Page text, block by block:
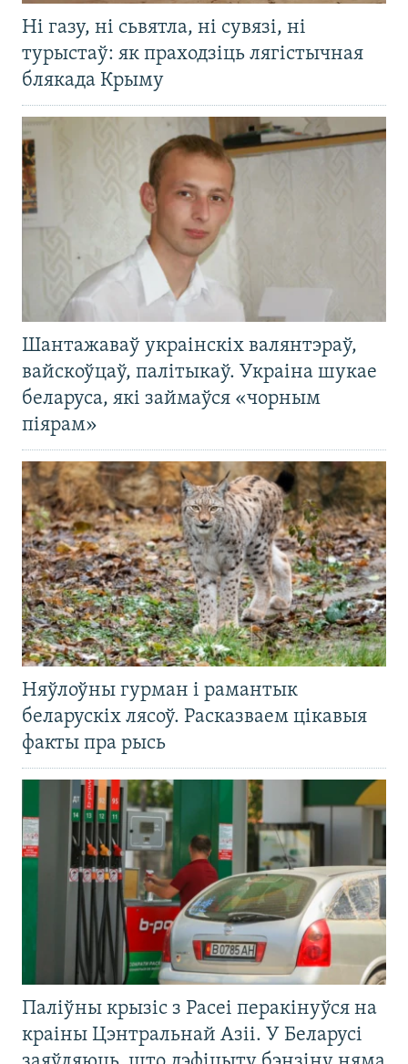
Ні газу, ні сьвятла, ні сувязі, ні
турыстаў: як праходзіць лягістычная
блякада Крыму
Шантажаваў украінскіх валянтэраў,
вайскоўцаў, палітыкаў. Украіна шукае
беларуса, які займаўся «чорным
піярам»
Няўлоўны гурман і рамантык
беларускіх лясоў. Расказваем цікавыя
факты пра рысь
Паліўны крызіс з Расеі перакінуўся на
краіны Цэнтральнай Азіі. У Беларусі